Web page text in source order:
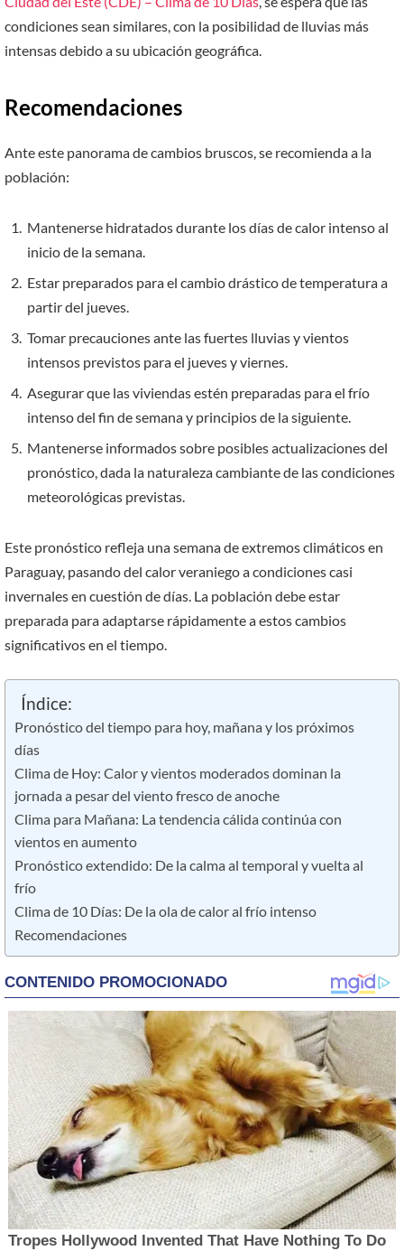
condiciones sean similares, con la posibilidad de lluvias más
intensas debido a su ubicación geográfica.
Recomendaciones
Ante este panorama de cambios bruscos, se recomienda a la
población:
Mantenerse hidratados durante los días de calor intenso al
inicio de la semana.
Estar preparados para el cambio drástico de temperatura a
partir del jueves.
Tomar precauciones ante las fuertes lluvias y vientos
intensos previstos para el jueves y viernes.
Asegurar que las viviendas estén preparadas para el frío
intenso del fin de semana y principios de la siguiente.
Mantenerse informados sobre posibles actualizaciones del
pronóstico, dada la naturaleza cambiante de las condiciones
meteorológicas previstas.
Este pronóstico refleja una semana de extremos climáticos en
Paraguay, pasando del calor veraniego a condiciones casi
invernales en cuestión de días. La población debe estar
preparada para adaptarse rápidamente a estos cambios
significativos en el tiempo.
Índice:
Pronóstico del tiempo para hoy, mañana y los próximos
días
Clima de Hoy: Calor y vientos moderados dominan la
jornada a pesar del viento fresco de anoche
Clima para Mañana: La tendencia cálida continúa con
vientos en aumento
Pronóstico extendido: De la calma al temporal y vuelta al
frío
Clima de 10 Días: De la ola de calor al frío intenso
Recomendaciones